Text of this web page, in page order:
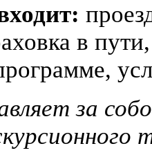
в
за